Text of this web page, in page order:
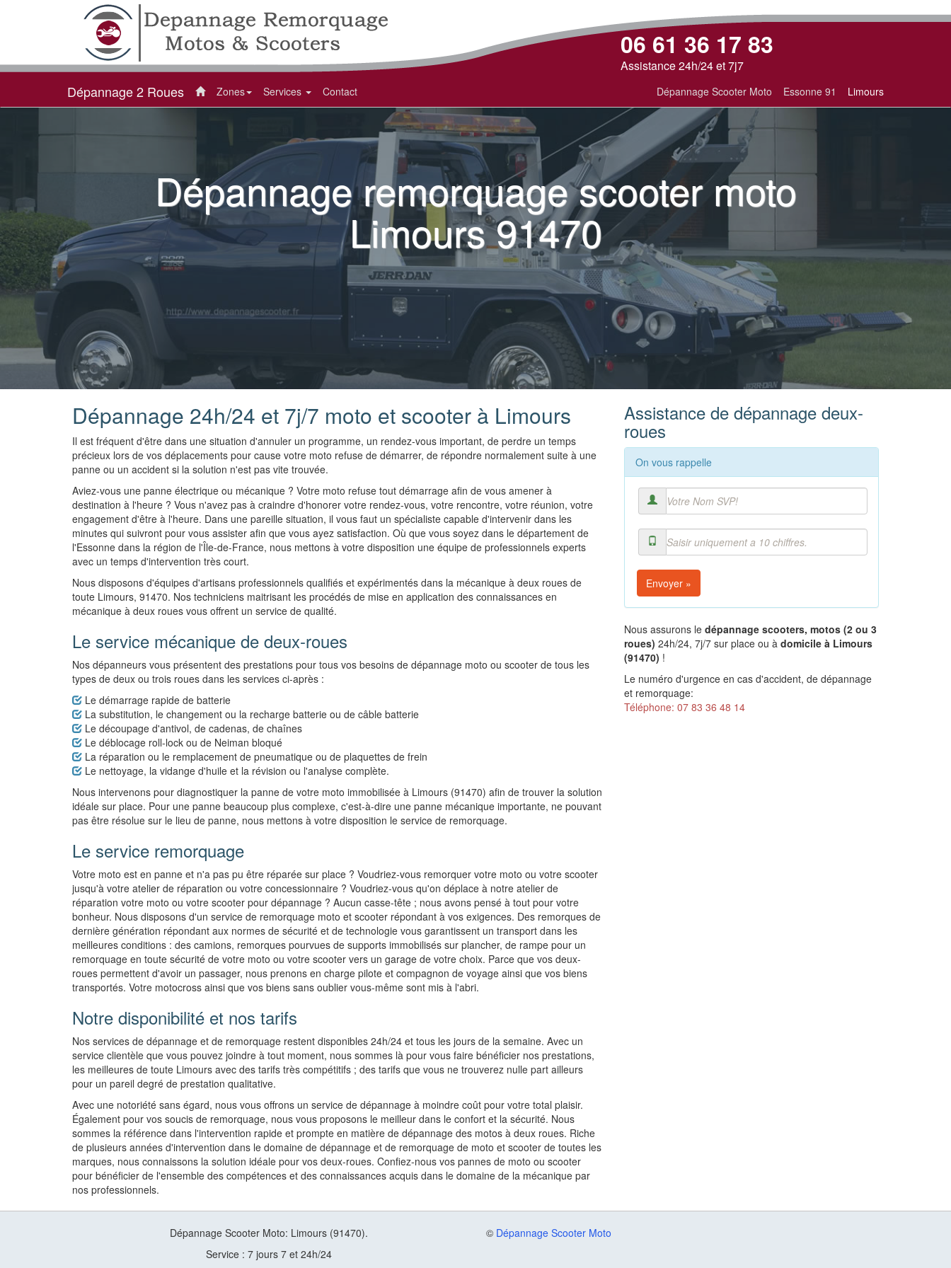
06 61 36 17 83
Assistance 24h/24 et 7j7
Dépannage 2 Roues Zones Services Contact Dépannage Scooter Moto Essonne 91 Limours
Dépannage remorquage scooter moto
Limours 91470
Dépannage 24h/24 et 7j/7 moto et scooter à Limours
Il est fréquent d'être dans une situation d'annuler un programme, un rendez-vous important, de perdre un temps
précieux lors de vos déplacements pour cause votre moto refuse de démarrer, de répondre normalement suite à une
panne ou un accident si la solution n'est pas vite trouvée.
Aviez-vous une panne électrique ou mécanique ? Votre moto refuse tout démarrage afin de vous amener à
destination à l'heure ? Vous n'avez pas à craindre d'honorer votre rendez-vous, votre rencontre, votre réunion, votre
engagement d'être à l'heure. Dans une pareille situation, il vous faut un spécialiste capable d'intervenir dans les
minutes qui suivront pour vous assister afin que vous ayez satisfaction. Où que vous soyez dans le département de
l'Essonne dans la région de l'Île-de-France, nous mettons à votre disposition une équipe de professionnels experts
avec un temps d'intervention très court.
Nous disposons d'équipes d'artisans professionnels qualifiés et expérimentés dans la mécanique à deux roues de
toute Limours, 91470. Nos techniciens maitrisant les procédés de mise en application des connaissances en
mécanique à deux roues vous offrent un service de qualité.
Le service mécanique de deux-roues
Nos dépanneurs vous présentent des prestations pour tous vos besoins de dépannage moto ou scooter de tous les
types de deux ou trois roues dans les services ci-après :
Le démarrage rapide de batterie
La substitution, le changement ou la recharge batterie ou de câble batterie
Le découpage d'antivol, de cadenas, de chaînes
Le déblocage roll-lock ou de Neiman bloqué
La réparation ou le remplacement de pneumatique ou de plaquettes de frein
Le nettoyage, la vidange d'huile et la révision ou l'analyse complète.
Nous intervenons pour diagnostiquer la panne de votre moto immobilisée à Limours (91470) afin de trouver la solution
idéale sur place. Pour une panne beaucoup plus complexe, c'est-à-dire une panne mécanique importante, ne pouvant
pas être résolue sur le lieu de panne, nous mettons à votre disposition le service de remorquage.
Le service remorquage
Votre moto est en panne et n'a pas pu être réparée sur place ? Voudriez-vous remorquer votre moto ou votre scooter
jusqu'à votre atelier de réparation ou votre concessionnaire ? Voudriez-vous qu'on déplace à notre atelier de
réparation votre moto ou votre scooter pour dépannage ? Aucun casse-tête ; nous avons pensé à tout pour votre
bonheur. Nous disposons d'un service de remorquage moto et scooter répondant à vos exigences. Des remorques de
dernière génération répondant aux normes de sécurité et de technologie vous garantissent un transport dans les
meilleures conditions : des camions, remorques pourvues de supports immobilisés sur plancher, de rampe pour un
remorquage en toute sécurité de votre moto ou votre scooter vers un garage de votre choix. Parce que vos deux-
roues permettent d'avoir un passager, nous prenons en charge pilote et compagnon de voyage ainsi que vos biens
transportés. Votre motocross ainsi que vos biens sans oublier vous-même sont mis à l'abri.
Notre disponibilité et nos tarifs
Nos services de dépannage et de remorquage restent disponibles 24h/24 et tous les jours de la semaine. Avec un
service clientèle que vous pouvez joindre à tout moment, nous sommes là pour vous faire bénéficier nos prestations,
les meilleures de toute Limours avec des tarifs très compétitifs ; des tarifs que vous ne trouverez nulle part ailleurs
pour un pareil degré de prestation qualitative.
Avec une notoriété sans égard, nous vous offrons un service de dépannage à moindre coût pour votre total plaisir.
Également pour vos soucis de remorquage, nous vous proposons le meilleur dans le confort et la sécurité. Nous
sommes la référence dans l'intervention rapide et prompte en matière de dépannage des motos à deux roues. Riche
de plusieurs années d'intervention dans le domaine de dépannage et de remorquage de moto et scooter de toutes les
marques, nous connaissons la solution idéale pour vos deux-roues. Confiez-nous vos pannes de moto ou scooter
pour bénéficier de l'ensemble des compétences et des connaissances acquis dans le domaine de la mécanique par
nos professionnels.
Assistance de dépannage deux-
roues
On vous rappelle
Envoyer »
Nous assurons le dépannage scooters, motos (2 ou 3
roues) 24h/24, 7j/7 sur place ou à domicile à Limours
(91470) !
Le numéro d'urgence en cas d'accident, de dépannage
et remorquage:
Téléphone: 07 83 36 48 14
Dépannage Scooter Moto: Limours (91470).
Service : 7 jours 7 et 24h/24
© Dépannage Scooter Moto